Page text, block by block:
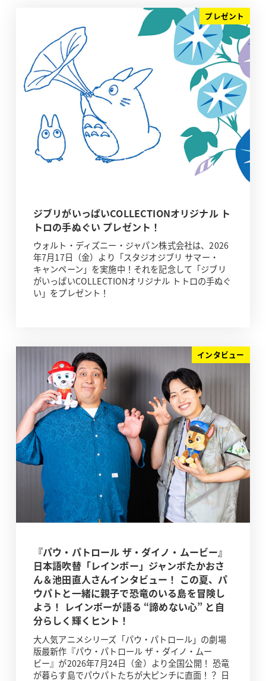
プレゼント
ジブリがいっぱいCOLLECTIONオリジナル ト
トロの手ぬぐい プレゼント！
ウォルト・ディズニー・ジャパン株式会社は、2026
年7月17日（金）より「スタジオジブリ サマー・
キャンペーン」を実施中！それを記念して「ジブリ
がいっぱいCOLLECTIONオリジナル トトロの手ぬぐ
い」をプレゼント！
インタビュー
『パウ・パトロール ザ・ダイノ・ムービー』
日本語吹替「レインボー」ジャンボたかおさ
ん＆池田直人さんインタビュー！ この夏、パ
ウパトと一緒に親子で恐竜のいる島を冒険し
よう！ レインボーが語る “諦めない心” と自
分らしく輝くヒント！
大人気アニメシリーズ「パウ・パトロール」の劇場
版最新作『パウ・パトロール ザ・ダイノ・ムー
ビー』が2026年7月24日（金）より全国公開！ 恐竜
が暮らす島でパウパトたちが大ピンチに直面！？ 日